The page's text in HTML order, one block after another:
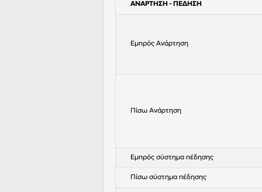
ΑΝΑΡΤΗΣΗ - ΠΕΔΗΣΗ
Εμπρός Ανάρτηση
Πίσω Ανάρτηση
Εμπρός σύστημα πέδησης
Πίσω σύστημα πέδησης